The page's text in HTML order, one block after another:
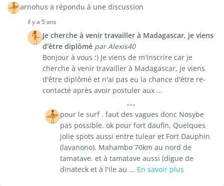
arnohus a répondu à une discussion
il y a 5 ans
Je cherche à venir travailler à Madagascar, je viens
d'être diplômé par Alexis40
Bonjour à vous :) Je viens de m'inscrire car je
cherche à venir travailler à Madagascar, je viens
d'être diplômé et n'ai pas eu la chance d'être re-
contacté après avoir postuler aux ...
pour le surf . faut des vagues donc Nosybe
pas possible. ok pour fort daufin, Quelques
jolie spots aussi entre tulear et Fort Dauphin
(lavanono). Mahambo 70km au nord de
tamatave. et à tamatave aussi (digue de
dinateck et à l'ile au ... En savoir plus